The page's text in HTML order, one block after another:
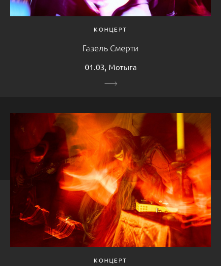
КОНЦЕРТ
Газель Смерти
01.03, Мотыга
КОНЦЕРТ